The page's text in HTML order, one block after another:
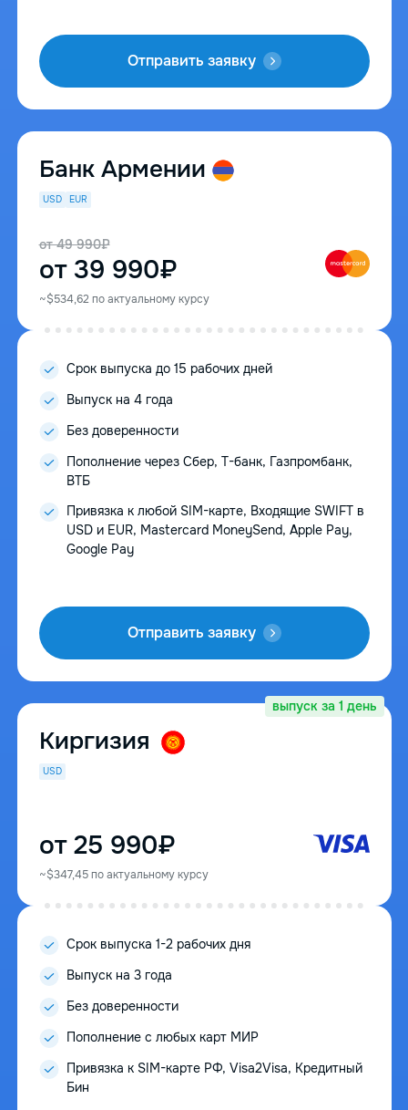
Отправить заявку
Банк Армении
USD EUR
от 39 990₽
от 49 990₽
~$534,62 по актуальному курсу
Срок выпуска до 15 рабочих дней
Выпуск на 4 года
Без доверенности
Пополнение через Сбер, Т-банк, Газпромбанк,
ВТБ
Привязка к любой SIM-карте, Входящие SWIFT в
USD и EUR, Mastercard MoneySend, Apple Pay,
Google Pay
Отправить заявку
выпуск за 1 день
Киргизия
USD
от 25 990₽
~$347,45 по актуальному курсу
Cрок выпуска 1-2 рабочих дня
Выпуск на 3 года
Без доверенности
Пополнение с любых карт МИР
Привязка к SIM-карте РФ, Visa2Visa, Кредитный
Бин